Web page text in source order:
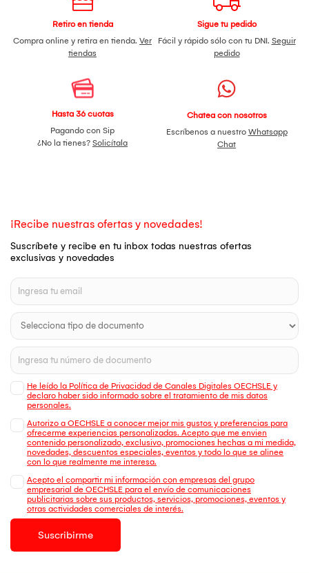
Retiro en tienda
Compra online y retira en tienda. Ver
tiendas
Sigue tu pedido
Fácil y rápido sólo con tu DNI. Seguir
pedido
Hasta 36 cuotas
Pagando con Sip
¿No la tienes? Solicítala
Chatea con nosotros
Escríbenos a nuestro Whatsapp
Chat
¡Recibe nuestras ofertas y novedades!
Suscríbete y recibe en tu inbox todas nuestras ofertas
exclusivas y novedades
He leído la Política de Privacidad de Canales Digitales OECHSLE y
declaro haber sido informado sobre el tratamiento de mis datos
personales.
Autorizo a OECHSLE a conocer mejor mis gustos y preferencias para
ofrecerme experiencias personalizadas. Acepto que me envien
contenido personalizado, exclusivo, promociones hechas a mi medida,
novedades, descuentos especiales, eventos y todo lo que se alinee
con lo que realmente me interesa.
Acepto el compartir mi información con empresas del grupo
empresarial de OECHSLE para el envío de comunicaciones
publicitarias sobre sus productos, servicios, promociones, eventos y
otras actividades comerciales de interés.
Suscribirme